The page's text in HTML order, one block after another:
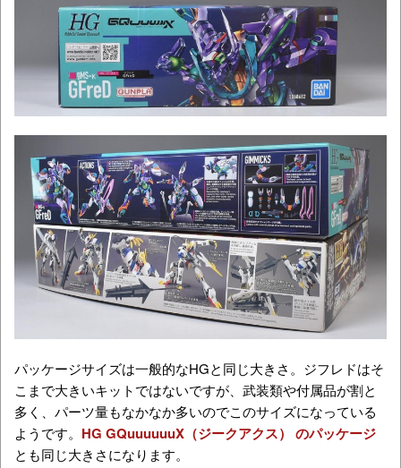
パッケージサイズは一般的なHGと同じ大きさ。ジフレドはそ
こまで大きいキットではないですが、武装類や付属品が割と
多く、パーツ量もなかなか多いのでこのサイズになっている
ようです。 HG GQuuuuuuX（ジークアクス） のパッケージ
とも同じ大きさになります。